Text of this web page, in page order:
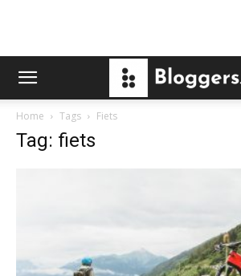
Home Tags Fiets
Tag: fiets